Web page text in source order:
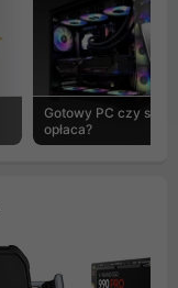
Gotowy PC czy
opłaca?